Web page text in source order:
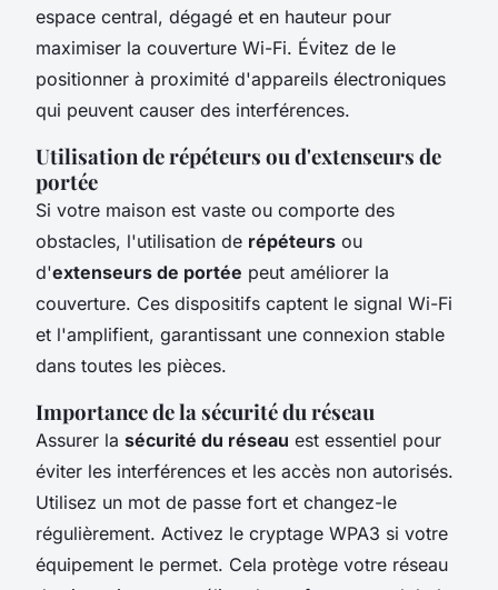
espace central, dégagé et en hauteur pour
maximiser la couverture Wi-Fi. Évitez de le
positionner à proximité d'appareils électroniques
qui peuvent causer des interférences.
Utilisation de répéteurs ou d'extenseurs de
portée
Si votre maison est vaste ou comporte des
obstacles, l'utilisation de répéteurs ou
d'extenseurs de portée peut améliorer la
couverture. Ces dispositifs captent le signal Wi-Fi
et l'amplifient, garantissant une connexion stable
dans toutes les pièces.
Importance de la sécurité du réseau
Assurer la sécurité du réseau est essentiel pour
éviter les interférences et les accès non autorisés.
Utilisez un mot de passe fort et changez-le
régulièrement. Activez le cryptage WPA3 si votre
équipement le permet. Cela protège votre réseau